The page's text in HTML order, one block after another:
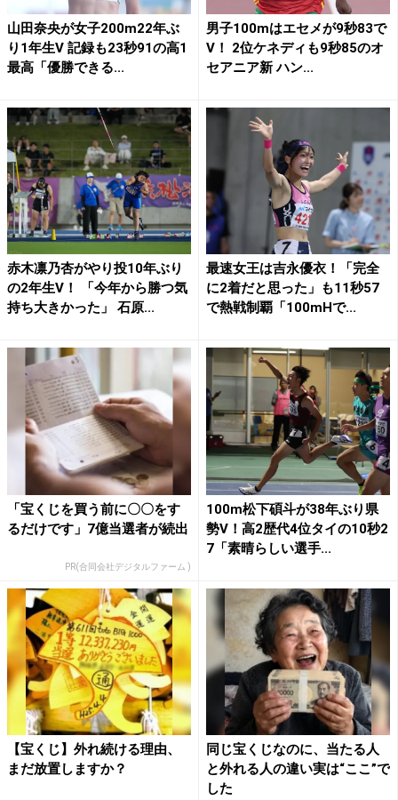
山田奈央が女子200m22年ぶ
り1年生V 記録も23秒91の高1
最高「優勝できる...
男子100mはエセメが9秒83で
V！ 2位ケネディも9秒85のオ
セアニア新 ハン...
赤木凛乃杏がやり投10年ぶり
の2年生V！ 「今年から勝つ気
持ち大きかった」 石原...
最速女王は吉永優衣！「完全
に2着だと思った」も11秒57
で熱戦制覇「100mHで...
「宝くじを買う前に〇〇をす
るだけです」7億当選者が続出
PR(合同会社デジタルファーム )
100m松下碩斗が38年ぶり県
勢V！高2歴代4位タイの10秒2
7「素晴らしい選手...
【宝くじ】外れ続ける理由、
まだ放置しますか？
同じ宝くじなのに、当たる人
と外れる人の違い実は“ここ”で
した